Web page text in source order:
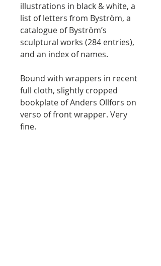
illustrations in black & white, a
list of letters from Byström, a
catalogue of Byström’s
sculptural works (284 entries),
and an index of names.
Bound with wrappers in recent
full cloth, slightly cropped
bookplate of Anders Ollfors on
verso of front wrapper. Very
fine.